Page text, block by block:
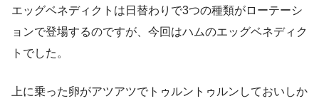
エッグベネディクトは日替わりで3つの種類がローテーシ
ョンで登場するのですが、今回はハムのエッグベネディク
トでした。
上に乗った卵がアツアツでトゥルントゥルンしておいしか